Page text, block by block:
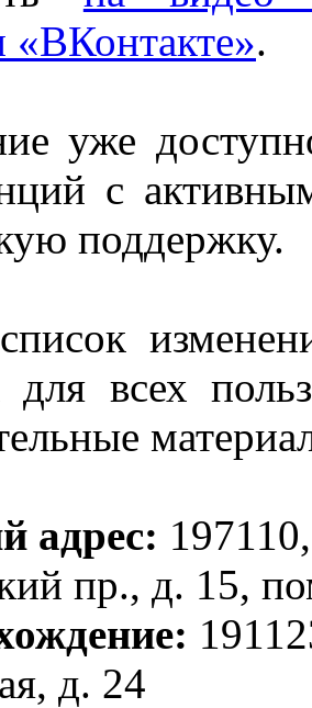
«ВКонтакте».
уже
с
поддержку.
для всех
адрес:
пр., д. 15,
д. 24